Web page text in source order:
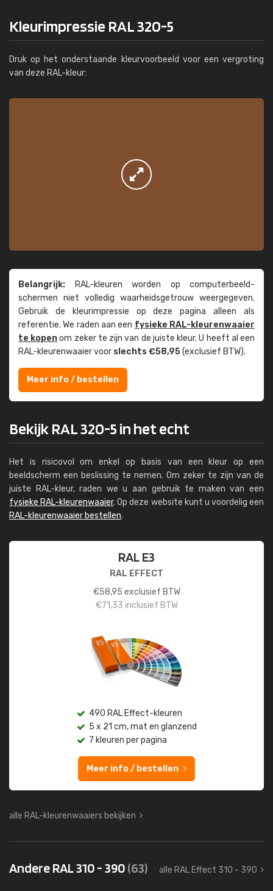
Kleurimpressie RAL 320-5
Druk op het onderstaande kleurvoorbeeld voor een vergroting
van deze RAL-kleur:
Belangrijk: RAL-kleuren worden op computer­beeld­
schermen niet volledig waarheids­­getrouw weer­gegeven.
Gebruik de kleur­impressie op deze pagina alleen als
referentie. We raden aan een fysieke RAL-kleuren­waaier
te kopenom zeker te zijn van de juiste kleur. U heeft al een
RAL-kleuren­waaier voor slechts €58,95(exclusief BTW).
Meer info / bestellen
Bekijk RAL 320-5 in het echt
Het is risicovol om enkel op basis van een kleur op een
beeldscherm een beslissing te nemen. Om zeker te zijn van de
juiste RAL-kleur, raden we u aan gebruik te maken van een
fysieke RAL-kleurenwaaier. Op deze website kunt u voordelig een
RAL-kleurenwaaier bestellen.
RAL E3
RAL EFFECT
€58,95 exclusief BTW
€71,33 inclusief BTW
490 RAL Effect-kleuren
5 x 21 cm, mat en glanzend
7 kleuren per pagina
Meer info / bestellen
alle RAL-kleurenwaaiers bekijken
Andere RAL 310 - 390(63) alle RAL Effect 310 - 390